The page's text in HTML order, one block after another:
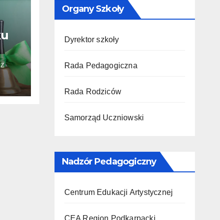
Organy Szkoły
Dyrektor szkoły
Rada Pedagogiczna
Rada Rodziców
Samorząd Uczniowski
Nadzór Pedagogiczny
Centrum Edukacji Artystycznej
CEA Region Podkarpacki